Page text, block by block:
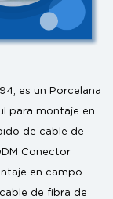
es un Porcelana
para montaje en
de cable de
Conector
en campo
de fibra de